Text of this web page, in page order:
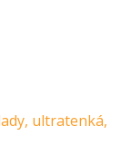
ultratenká,